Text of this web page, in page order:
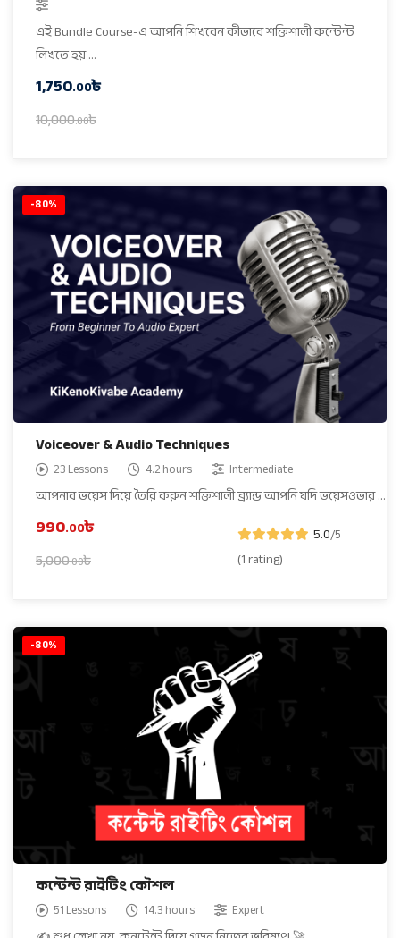
এই Bundle Course-এ আপনি শিখবেন কীভাবে শক্তিশালী কন্টেন্ট
লিখতে হয় …
1,750.00৳
10,000.00৳
-80%
Voiceover & Audio Techniques
23 Lessons 4.2 hours Intermediate
আপনার ভয়েস দিয়ে তৈরি করুন শক্তিশালী ব্র্যান্ড আপনি যদি ভয়েসওভার …
990.00৳
5,000.00৳
5.0/5
(1 rating)
-80%
কন্টেন্ট রাইটিং কৌশল
51 Lessons 14.3 hours Expert